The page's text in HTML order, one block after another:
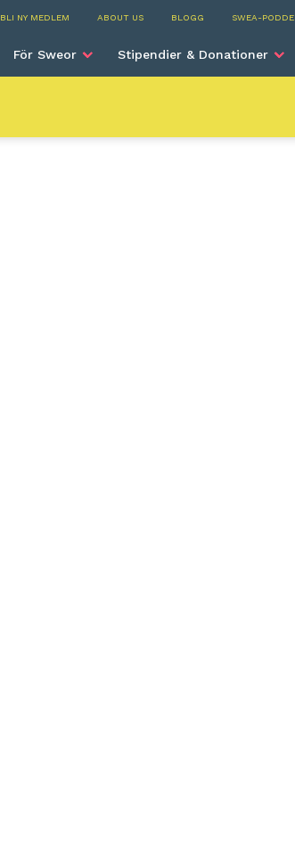
BLI NY MEDLEM ABOUT US BLOGG SWEA-
SWEA Art
För Sweor Stipendier & Donationer